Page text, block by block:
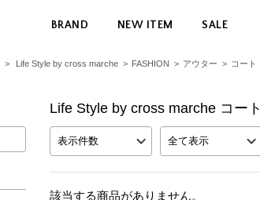
BRAND NEW ITEM SALE
> Life Style by cross marche > FASHION > アウター > コート
Life Style by cross marche コート
表示件数 全て表示
該当する商品がありません。